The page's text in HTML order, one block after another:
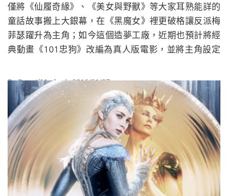
僅將《仙履奇緣》、《美女與野獸》等大家耳熟能詳的
童話故事搬上大銀幕，在《黑魔女》裡更破格讓反派梅
菲瑟躍升為主角；如今這個造夢工廠，近期也預計將經
典動畫《101忠狗》改編為真人版電影，並將主角設定
而這位頂著黑白相間髮色，披著厚重皮草的壞女人角
色，真人版則可望由好萊塢甜心艾瑪史東Emma Stone
出演！
ByBeautiMode| 2016/01/07